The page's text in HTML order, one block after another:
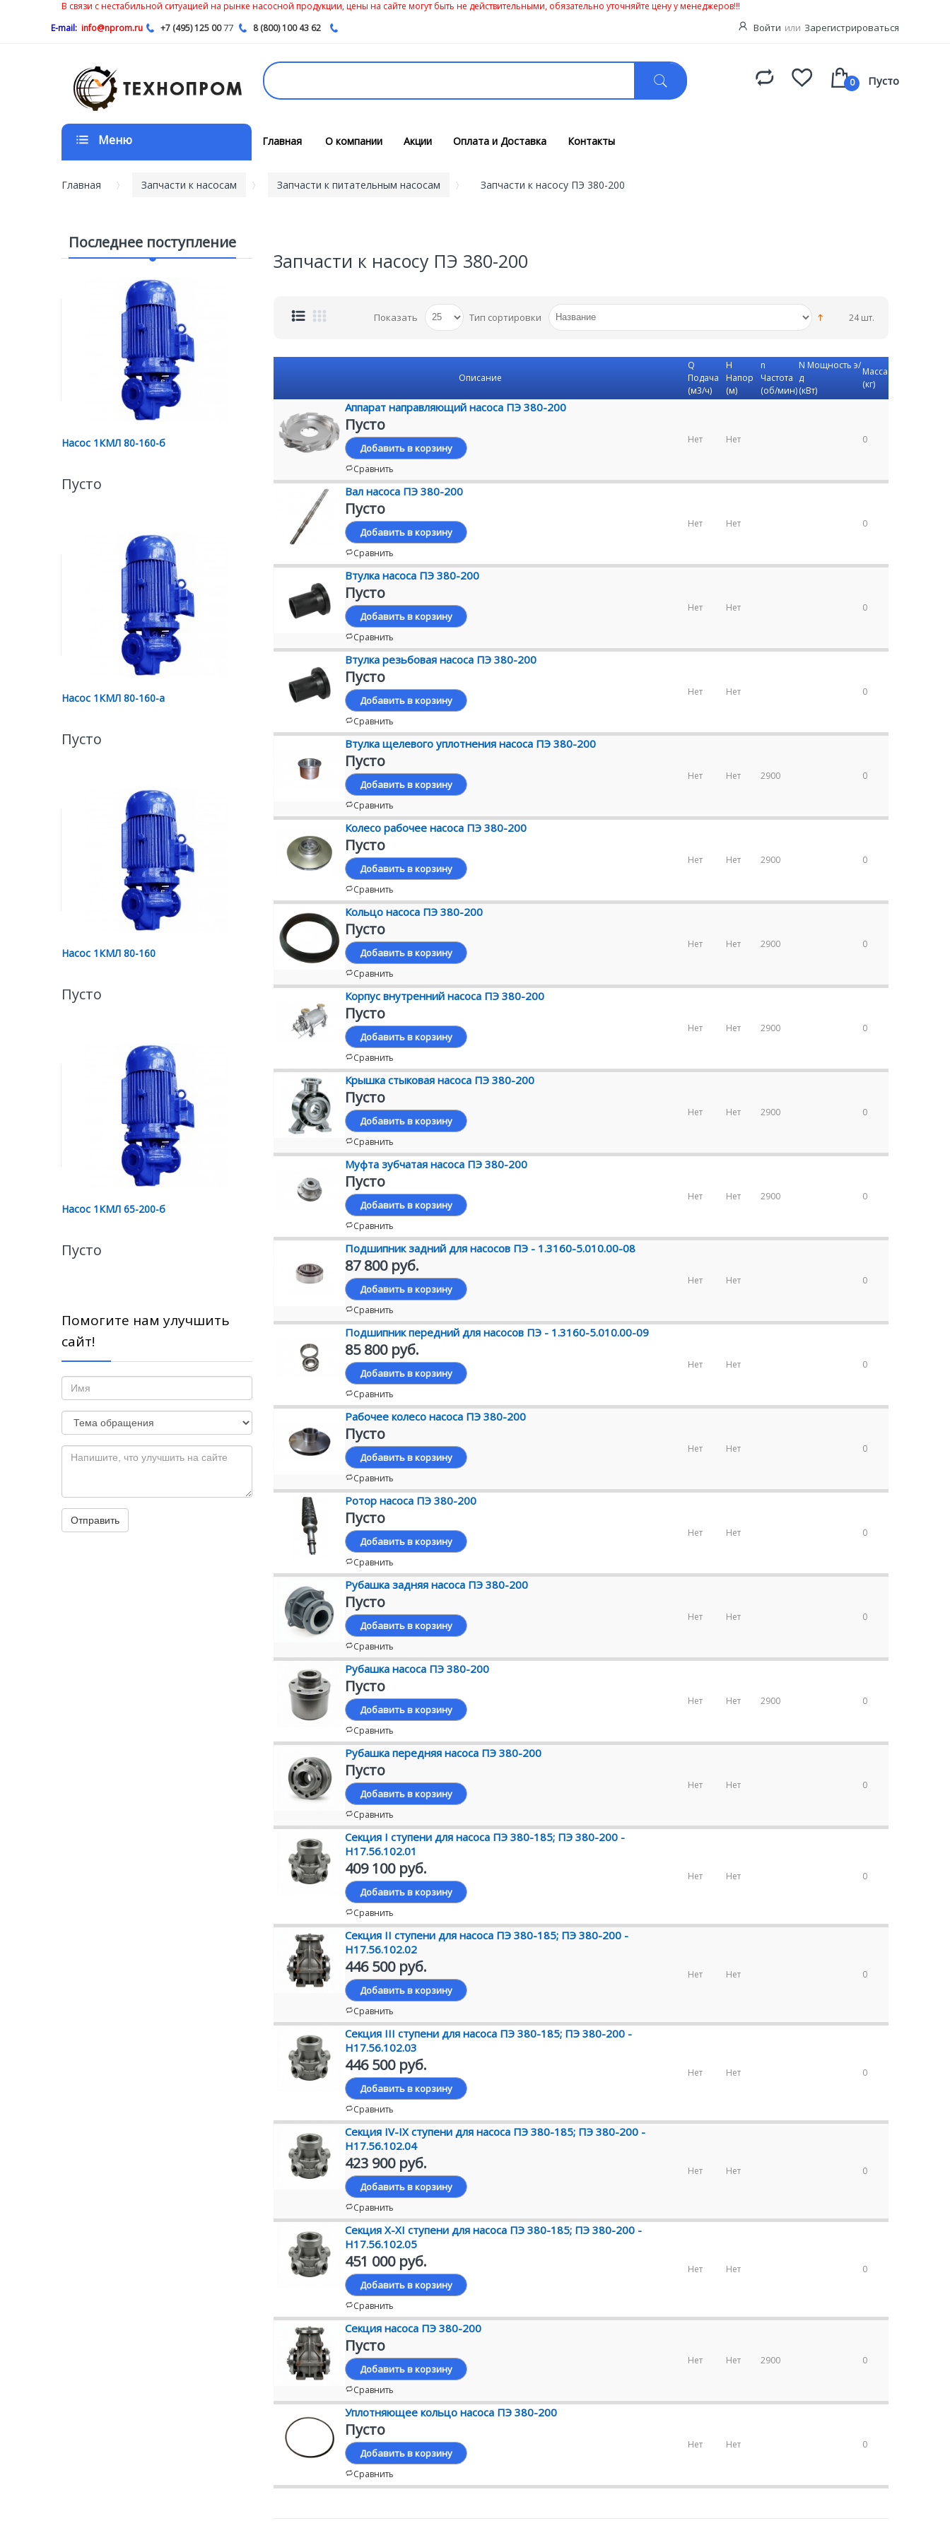
В связи с нестабильной ситуацией на рынке насосной продукции, цены на сайте могут быть не действительными, обязательно уточняйте цену у менеджеров!!!
E-mail: info@nprom.ru +7 (495) 125 0077 8 (800) 100 43 62 Войти или Зарегистрироваться
0 Пусто
Меню Главная О компании Акции Оплата и Доставка Контакты
Главная Запчасти к насосам Запчасти к питательным насосам Запчасти к насосу ПЭ 380-200
Запчасти к насосу ПЭ 380-200
Показать Тип сортировки 24 шт.
Описание
Q
Подача
(м3/ч)
H
Напор
(м)
n
Частота
(об/мин)
N Мощность э/
д
(кВт)
Масса
(кг)
Аппарат направляющий насоса ПЭ 380-200
Пусто
Добавить в корзину
Сравнить
Нет Нет 0
Вал насоса ПЭ 380-200
Пусто
Добавить в корзину
Сравнить
Нет Нет 0
Втулка насоса ПЭ 380-200
Пусто
Добавить в корзину
Сравнить
Нет Нет 0
Втулка резьбовая насоса ПЭ 380-200
Пусто
Добавить в корзину
Сравнить
Нет Нет 0
Втулка щелевого уплотнения насоса ПЭ 380-200
Пусто
Добавить в корзину
Сравнить
Нет Нет 2900 0
Колесо рабочее насоса ПЭ 380-200
Пусто
Добавить в корзину
Сравнить
Нет Нет 2900 0
Кольцо насоса ПЭ 380-200
Пусто
Добавить в корзину
Сравнить
Нет Нет 2900 0
Корпус внутренний насоса ПЭ 380-200
Пусто
Добавить в корзину
Сравнить
Нет Нет 2900 0
Крышка стыковая насоса ПЭ 380-200
Пусто
Добавить в корзину
Сравнить
Нет Нет 2900 0
Муфта зубчатая насоса ПЭ 380-200
Пусто
Добавить в корзину
Сравнить
Нет Нет 2900 0
Подшипник задний для насосов ПЭ - 1.3160-5.010.00-08
87 800 руб.
Добавить в корзину
Сравнить
Нет Нет 0
Подшипник передний для насосов ПЭ - 1.3160-5.010.00-09
85 800 руб.
Добавить в корзину
Сравнить
Нет Нет 0
Рабочее колесо насоса ПЭ 380-200
Пусто
Добавить в корзину
Сравнить
Нет Нет 0
Ротор насоса ПЭ 380-200
Пусто
Добавить в корзину
Сравнить
Нет Нет 0
Рубашка задняя насоса ПЭ 380-200
Пусто
Добавить в корзину
Сравнить
Нет Нет 0
Рубашка насоса ПЭ 380-200
Пусто
Добавить в корзину
Сравнить
Нет Нет 2900 0
Рубашка передняя насоса ПЭ 380-200
Пусто
Добавить в корзину
Сравнить
Нет Нет 0
Секция I ступени для насоса ПЭ 380-185; ПЭ 380-200 -
Н17.56.102.01
409 100 руб.
Добавить в корзину
Сравнить
Нет Нет 0
Секция II ступени для насоса ПЭ 380-185; ПЭ 380-200 -
Н17.56.102.02
446 500 руб.
Добавить в корзину
Сравнить
Нет Нет 0
Секция III ступени для насоса ПЭ 380-185; ПЭ 380-200 -
Н17.56.102.03
446 500 руб.
Добавить в корзину
Сравнить
Нет Нет 0
Секция IV-IX ступени для насоса ПЭ 380-185; ПЭ 380-200 -
Н17.56.102.04
423 900 руб.
Добавить в корзину
Сравнить
Нет Нет 0
Секция X-XI ступени для насоса ПЭ 380-185; ПЭ 380-200 -
Н17.56.102.05
451 000 руб.
Добавить в корзину
Сравнить
Нет Нет 0
Секция насоса ПЭ 380-200
Пусто
Добавить в корзину
Сравнить
Нет Нет 2900 0
Уплотняющее кольцо насоса ПЭ 380-200
Пусто
Добавить в корзину
Сравнить
Нет Нет 0
Последнее поступление
Насос 1КМЛ 80-160-б
Пусто
Насос 1КМЛ 80-160-а
Пусто
Насос 1КМЛ 80-160
Пусто
Насос 1КМЛ 65-200-б
Пусто
Помогите нам улучшить
сайт!
Отправить